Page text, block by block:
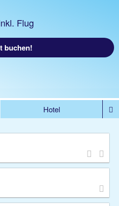
Flug
buchen!
Hotel
Privattransfer